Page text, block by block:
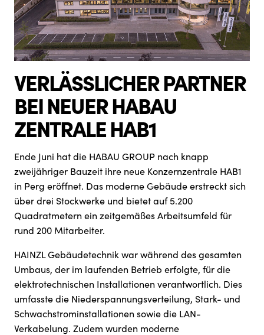
VERLÄSSLICHER PARTNER
BEI NEUER HABAU
ZENTRALE HAB1
Ende Juni hat die HABAU GROUP nach knapp
zweijähriger Bauzeit ihre neue Konzernzentrale HAB1
in Perg eröffnet. Das moderne Gebäude erstreckt sich
über drei Stockwerke und bietet auf 5.200
Quadratmetern ein zeitgemäßes Arbeitsumfeld für
rund 200 Mitarbeiter.
HAINZL Gebäudetechnik war während des gesamten
Umbaus, der im laufenden Betrieb erfolgte, für die
elektrotechnischen Installationen verantwortlich. Dies
umfasste die Niederspannungsverteilung, Stark- und
Schwachstrominstallationen sowie die LAN-
Verkabelung. Zudem wurden moderne